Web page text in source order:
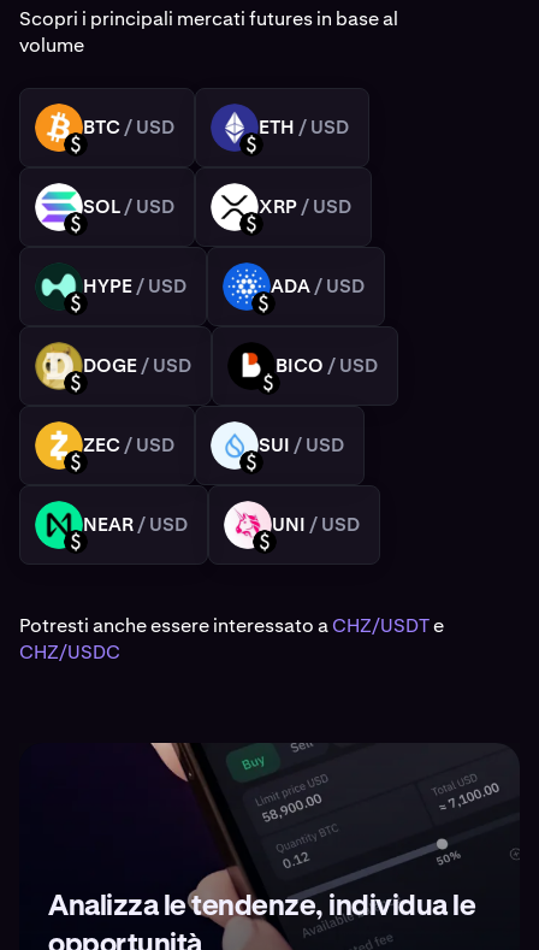
Scopri i principali mercati futures in base al
volume
BTC
USD
BTC / USD
ETH
USD
ETH / USD
SOL
USD
SOL/ USD
XRP
USD
XRP/ USD
HYPE
USD
HYPE/ USD
ADA
USD
ADA/ USD
DOGE
USD
DOGE/ USD
BICO
USD
BICO / USD
ZEC
USD
ZEC / USD
SUI
USD
SUI / USD
NEAR
USD
NEAR/ USD
UNI
USD
UNI / USD
Potresti anche essere interessato aCHZ/USDTe
CHZ/USDC
Analizza le tendenze, individua le